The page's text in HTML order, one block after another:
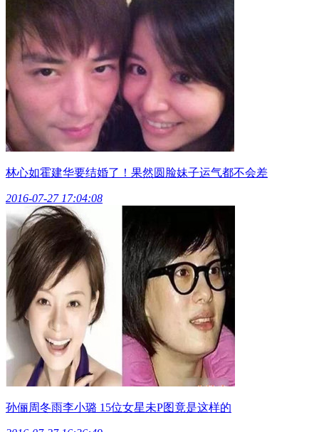
林心如霍建华要结婚了！果然圆脸妹子运气都不会差
2016-07-27 17:04:08
孙俪周冬雨李小璐 15位女星未P图竟是这样的